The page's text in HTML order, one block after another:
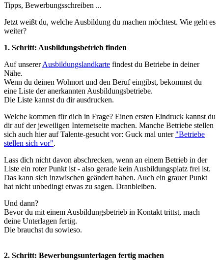
Tipps, Bewerbungsschreiben ...
Jetzt weißt du, welche Ausbildung du machen möchtest. Wie geht es
weiter?
1. Schritt: Ausbildungsbetrieb finden
Auf unsererAusbildungslandkarte findest du Betriebe in deiner
Nähe.
Wenn du deinen Wohnort und den Beruf eingibst, bekommst du
eine Liste der anerkannten Ausbildungsbetriebe.
Die Liste kannst du dir ausdrucken.
Welche kommen für dich in Frage? Einen ersten Eindruck kannst du
dir auf der jeweiligen Internetseite machen. Manche Betriebe stellen
sich auch hier auf Talente-gesucht vor: Guck mal unter "Betriebe
stellen sich vor".
Lass dich nicht davon abschrecken, wenn an einem Betrieb in der
Liste ein roter Punkt ist - also gerade kein Ausbildungsplatz frei ist.
Das kann sich inzwischen geändert haben. Auch ein grauer Punkt
hat nicht unbedingt etwas zu sagen. Dranbleiben.
Und dann?
Bevor du mit einem Ausbildungsbetrieb in Kontakt trittst, mach
deine Unterlagen fertig.
Die brauchst du sowieso.
2. Schritt: Bewerbungsunterlagen fertig machen